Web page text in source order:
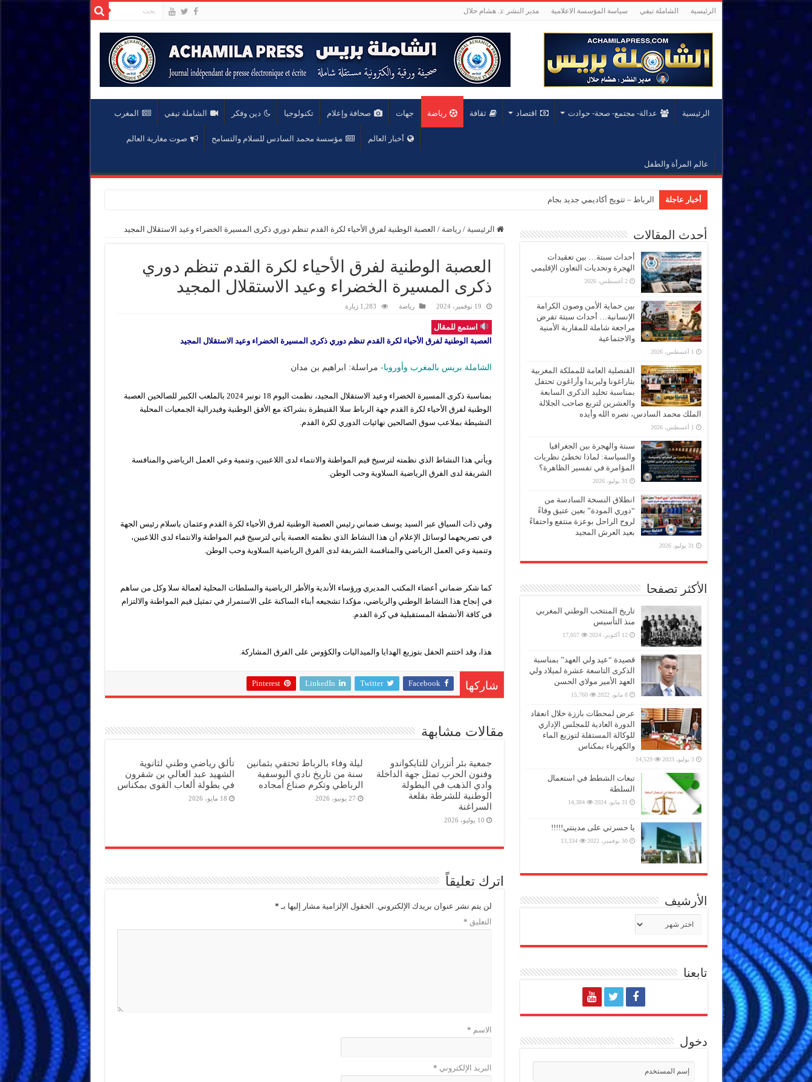
الرئيسية الشاملة تيفي سياسة المؤسسة الاعلامية مدير النشر :ذ. هشام حلال
الرئيسية عدالة- مجتمع- صحة- حوادت اقتصاد ثقافة رياضة جهات صحافة وإعلام تكنولوجيا دين وفكر الشاملة تيفي المغرب
أخبار العالم مؤسسة محمد السادس للسلام والتسامح صوت مغاربة العالم
عالم المرأة والطفل
أخبار عاجلة الرباط – تتويج أكاديمي جديد بجامعة محمد الخامس
الرئيسية / رياضة / العصبة الوطنية لفرق الأحياء لكرة القدم تنظم دوري ذكرى المسيرة الخضراء وعيد الاستقلال المجيد
العصبة الوطنية لفرق الأحياء لكرة القدم تنظم دوري
ذكرى المسيرة الخضراء وعيد الاستقلال المجيد
19 نوفمبر، 2024 رياضة 1,283 زيارة
استمع للمقال
العصبة الوطنية لفرق الأحياء لكرة القدم تنظم دوري ذكرى المسيرة الخضراء وعيد الاستقلال المجيد
الشاملة بريس بالمغرب وأوروبا- مراسلة: ابراهيم بن مدان
بمناسبة ذكرى المسيرة الخضراء وعيد الاستقلال المجيد، نظمت اليوم 18 نونبر 2024 بالملعب الكبير للصالحين العصبة
الوطنية لفرق الأحياء لكرة القدم جهة الرباط سلا القنيطرة بشراكة مع الأفق الوطنية وفيدرالية الجمعيات المحلية
النشيطة بملاعب سوق الصالحين نهائيات الدوري لكرة القدم.
ويأتي هذا النشاط الذي نظمته لترسيخ قيم المواطنة والانتماء لدى اللاعبين، وتنمية وعي العمل الرياضي والمنافسة
الشريفة لدى الفرق الرياضية السلاوية وحب الوطن.
وفي ذات السياق عبر السيد يوسف ضماني رئيس العصبة الوطنية لفرق الأحياء لكرة القدم وعثمان باسلام رئيس الجهة
في تصريحهما لوسائل الإعلام أن هذا النشاط الذي نظمته العصبة يأتي لترسيخ قيم المواطنة والانتماء لدى اللاعبين،
وتنمية وعي العمل الرياضي والمنافسة الشريفة لدى الفرق الرياضية السلاوية وحب الوطن.
كما شكر ضماني أعضاء المكتب المديري ورؤساء الأندية والأطر الرياضية والسلطات المحلية لعمالة سلا وكل من ساهم
في إنجاح هذا النشاط الوطني والرياضي، مؤكدا تشجيعه أبناء الساكنة على الاستمرار في تمثيل قيم المواطنة والالتزام
في كافة الأنشطة المستقبلية في كرة القدم.
هذا، وقد اختتم الحفل بتوزيع الهدايا والميداليات والكؤوس على الفرق المشاركة.
شاركها Facebook
Twitter
LinkedIn
Pinterest
مقالات مشابهة
جمعية بئر أنزران للتايكواندو
وفنون الحرب تمثل جهة الداخلة
وادي الذهب في البطولة
الوطنية للشرطة بقلعة
السراغنة
10 يوليو، 2026
ليلة وفاء بالرباط تحتفي بثمانين
سنة من تاريخ نادي اليوسفية
الرباطي وتكرم صناع أمجاده
27 يونيو، 2026
تألق رياضي وطني لثانوية
الشهيد عبد العالي بن شقرون
في بطولة ألعاب القوى بمكناس
18 مايو، 2026
اترك تعليقاً
لن يتم نشر عنوان بريدك الإلكتروني. الحقول الإلزامية مشار إليها بـ *
التعليق *
الاسم *
البريد الإلكتروني *
أحدث المقالات
أحداث سبتة… بين تعقيدات
الهجرة وتحديات التعاون الإقليمي
2 أغسطس، 2026
بين حماية الأمن وصون الكرامة
الإنسانية… أحداث سبتة تفرض
مراجعة شاملة للمقاربة الأمنية
والاجتماعية
1 أغسطس، 2026
القنصلية العامة للمملكة المغربية
بتاراغونا وليريدا وأراغون تحتفل
بمناسبة تخليد الذكرى السابعة
والعشرين لتربع صاحب الجلالة
الملك محمد السادس، نصره الله وأيده
1 أغسطس، 2026
سبتة والهجرة بين الجغرافيا
والسياسة: لماذا تخطئ نظريات
المؤامرة في تفسير الظاهرة؟
31 يوليو، 2026
انطلاق النسخة السادسة من
“دوري المودة” بعين عتيق وفاءً
لروح الراحل بوعزة منتفع واحتفاءً
بعيد العرش المجيد
31 يوليو، 2026
الأكثر تصفحا
تاريخ المنتخب الوطني المغربي
منذ التأسيس
12 أكتوبر، 2024 17,057
قصيدة “عيد ولي العهد” بمناسبة
الذكرى التاسعة عشرة لميلاد ولي
العهد الأمير مولاي الحسن
8 مايو، 2022 15,760
عرض لمحطات بارزة خلال انعقاد
الدورة العادية للمجلس الإداري
للوكالة المستقلة لتوزيع الماء
والكهرباء بمكناس
3 يوليو، 2023 14,529
تبعات الشطط في استعمال
السلطة
31 مايو، 2024 14,384
يا حسرتي على مدينتي!!!!!
30 نوفمبر، 2022 13,334
الأرشيف
الأرشيف
تابعنا
دخول